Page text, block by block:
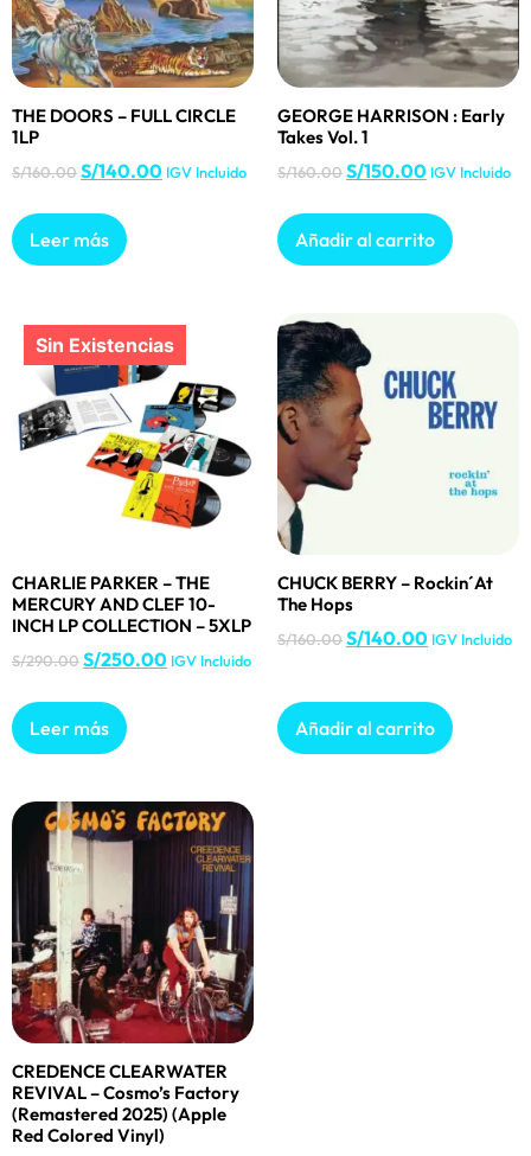
THE DOORS – FULL CIRCLE
1LP
S/160.00S/140.00 IGV Incluido
Leer más
GEORGE HARRISON : Early
Takes Vol. 1
S/160.00S/150.00 IGV Incluido
Añadir al carrito
CHARLIE PARKER – THE
MERCURY AND CLEF 10-
INCH LP COLLECTION – 5XLP
S/290.00S/250.00 IGV Incluido
Leer más
CHUCK BERRY – Rockin´At
The Hops
S/160.00S/140.00 IGV Incluido
Añadir al carrito
CREDENCE CLEARWATER
REVIVAL – Cosmo’s Factory
(Remastered 2025) (Apple
Red Colored Vinyl)